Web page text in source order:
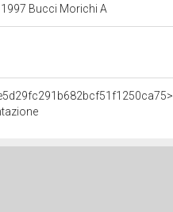
1997 Bucci Morichi A